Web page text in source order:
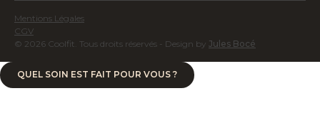
© 2026 Coolfit. Tous droits réservés - Design by Jules Bocé
Mentions Légales
CGV
QUEL SOIN EST FAIT POUR VOUS ?